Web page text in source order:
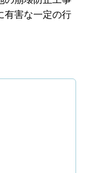
有害な一定の行